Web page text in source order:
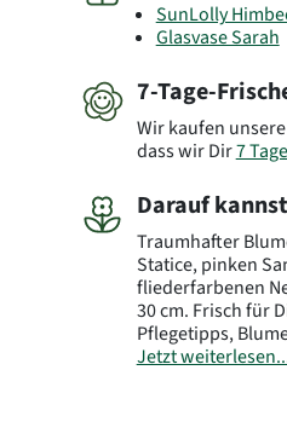
SunLolly
Glasvase Sarah
7-Tage-
Wir kaufen
dass wir Dir7
Darauf
Traumhafter
Statice, pinken
fliederfarbenen
30 cm. Frisch für
Pflegetipps,
Jetzt